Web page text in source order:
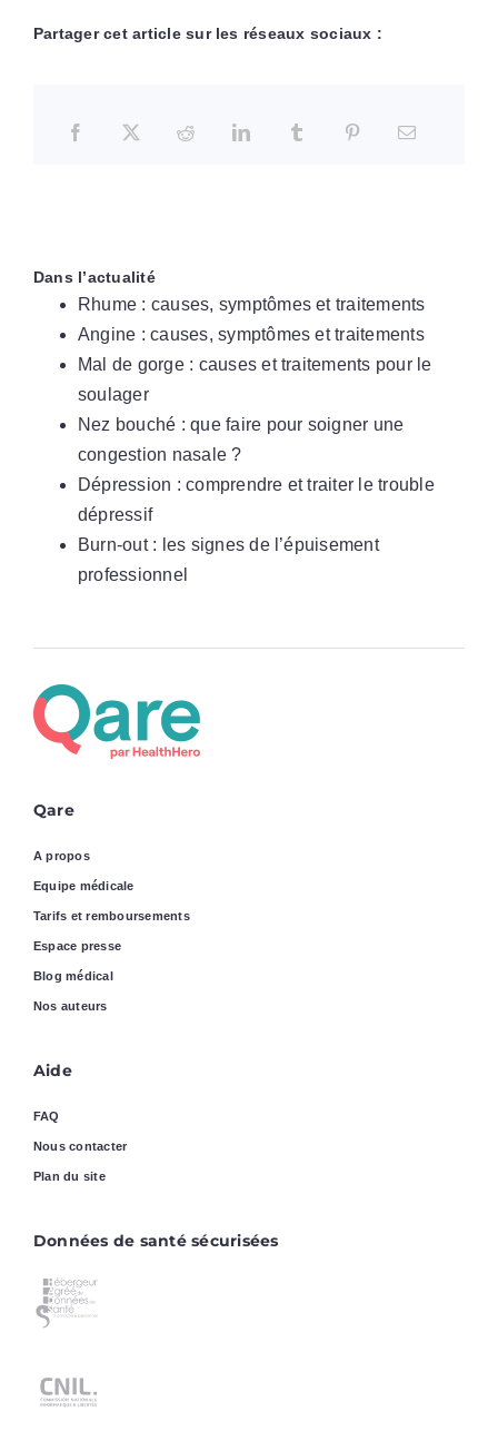
Partager cet article sur les réseaux sociaux :
Dans l’actualité
Rhume : causes, symptômes et traitements
Angine : causes, symptômes et traitements
Mal de gorge : causes et traitements pour le
soulager
Nez bouché : que faire pour soigner une
congestion nasale ?
Dépression : comprendre et traiter le trouble
dépressif
Burn-out : les signes de l’épuisement
professionnel
Qare
A propos
Equipe médicale
Tarifs et remboursements
Espace presse
Blog médical
Nos auteurs
Aide
FAQ
Nous contacter
Plan du site
Données de santé sécurisées